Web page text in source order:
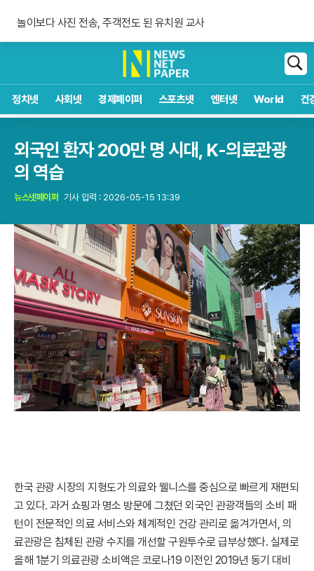
검
색
정치넷 사회넷 경제페이퍼 스포츠넷 엔터넷 World 건
놀이보다 사진 전송, 주객전도 된 유치원 교사
숀 멘데스 공개 열애, 브루나에 사랑 고백
외국인 환자 200만 명 시대, K-의료관광
의 역습
뉴스넷페이퍼 기사 입력 : 2026-05-15 13:39
한국 관광 시장의 지형도가 의료와 웰니스를 중심으로 빠르게 재편되
고 있다. 과거 쇼핑과 명소 방문에 그쳤던 외국인 관광객들의 소비 패
턴이 전문적인 의료 서비스와 체계적인 건강 관리로 옮겨가면서, 의
료관광은 침체된 관광 수지를 개선할 구원투수로 급부상했다. 실제로
올해 1분기 의료관광 소비액은 코로나19 이전인 2019년 동기 대비